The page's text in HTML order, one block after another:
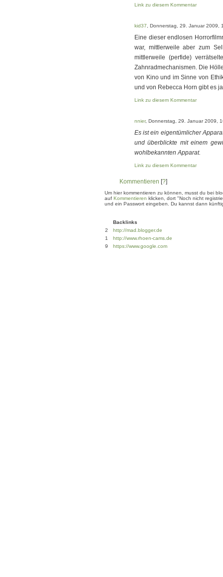
Link zu diesem Kommentar
kid37 , Donnerstag, 29. Januar 2009,
Eine dieser endlosen
war, mittlerweile aber zum
mittlerweile (perfide)
Zahnradmechanismen. Die
von Kino und im Sinne von
und von Rebecca Horn gibt es
Link zu diesem Kommentar
nnier, Donnerstag, 29. Januar 2009,
Es ist ein eigentümlicher
und überblickte mit einem
wohlbekannten Apparat.
Link zu diesem Kommentar
Kommentieren [?]
Um hier kommentieren zu können, musst du bei
auf Kommentieren klicken, dort "Noch nicht
und ein Passwort eingeben. Du kannst dann
Backlinks
2
http://mad.blogger.de
1
http://www.rhoen-cams.de
9
https://www.google.com